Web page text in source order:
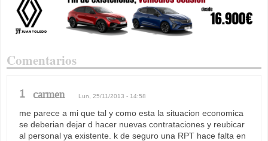
Comentarios
1 carmen Lun, 25/11/2013 - 14:58
me parece a mi que tal y como esta la situacion economica
se deberian dejar d hacer nuevas contrataciones y reubicar
al personal ya existente. k de seguro una RPT hace falta en